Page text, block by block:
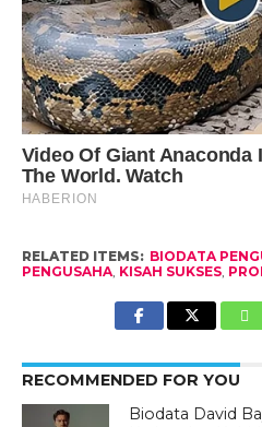
RELATED ITEMS: BIODATA
PENGUSAHA, KISAH SUKSES,
RECOMMENDED FOR YOU
Biodata David